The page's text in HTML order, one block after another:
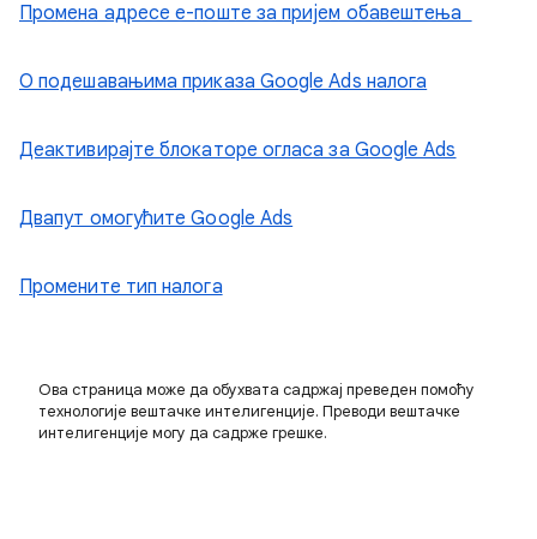
Промена адресе е-поште за пријем обавештењa
О подешавањима приказа Google Ads налога
Деактивирајте блокаторе огласа за Google Ads
Двапут омогућите Google Ads
Промените тип налога
Ова страница може да обухвата садржај преведен помоћу
технологије вештачке интелигенције. Преводи вештачке
интелигенције могу да садрже грешке.